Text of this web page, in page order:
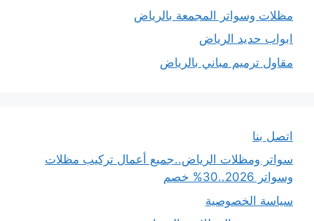
مظلات وسواتر المجمعة بالرياض
ابواب حديد الرياض
مقاول ترميم مباني بالرياض
اتصل بنا
سواتر ومظلات الرياض..جميع أعمال تركيب مظلات
وسواتر 2026..30% خصم
سياسة الخصوصية